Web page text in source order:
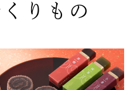
くりもの